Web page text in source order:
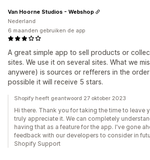
A great simple app to sell products or
sites. We use it on several sites. What we
anywere) is sources or refferers in the
possible it will receive 5 stars.
Van Hoorne Studios - Webshop
Nederland
6 maanden gebruiken de app
Shopify heeft geantwoord 27 oktober 2023
Hi there. Thank you for taking the time to leave
truly appreciate it. We can completely
having that as a feature for the app. I've gone
feedback with our developers to consider in
Shopify Support